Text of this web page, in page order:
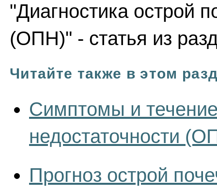
"Диагностика острой
(ОПН)" - статья из
Читайте также в этом
Симптомы и
недостаточности
Прогноз острой